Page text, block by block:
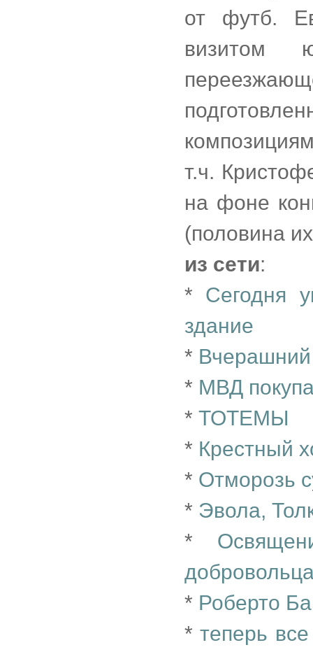
от футб.
визитом
т.ч.
на фоне
(половина
из сети:
* Сегодня
здание
*
* МВД
* ТОТЕМЫ
* Крестный
* Отморозь
* Эвола,
*
* Роберто
*теперь